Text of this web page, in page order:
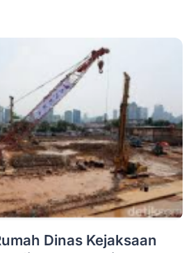
Dinas Kejaksaan